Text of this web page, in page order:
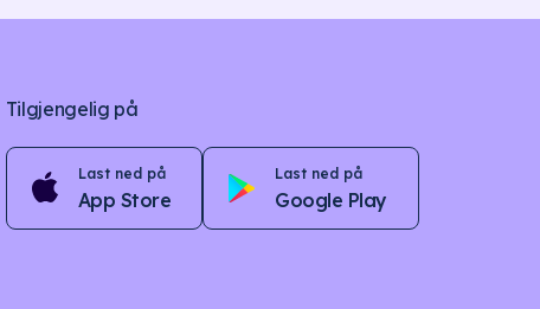
Tilgjengelig på
Last ned på
App Store
Last ned på
Google Play